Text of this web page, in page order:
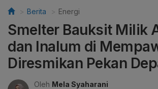
Berita Energi
Smelter Bauksit Milik
dan Inalum di
Diresmikan Pekan
Oleh Mela Syaharani